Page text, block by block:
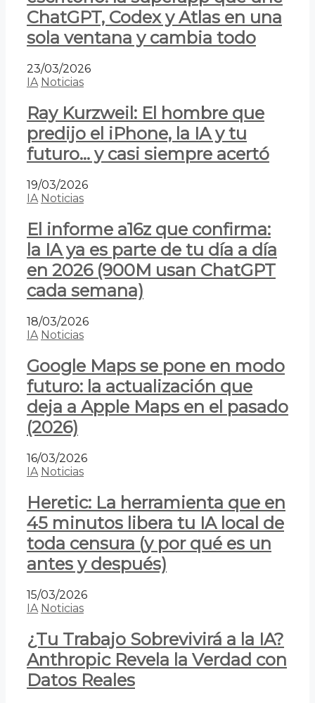
ChatGPT, Codex y Atlas en una
sola ventana y cambia todo
23/03/2026
IA Noticias
Ray Kurzweil: El hombre que
predijo el iPhone, la IA y tu
futuro… y casi siempre acertó
19/03/2026
IA Noticias
El informe a16z que confirma:
la IA ya es parte de tu día a día
en 2026 (900M usan ChatGPT
cada semana)
18/03/2026
IA Noticias
Google Maps se pone en modo
futuro: la actualización que
deja a Apple Maps en el pasado
(2026)
16/03/2026
IA Noticias
Heretic: La herramienta que en
45 minutos libera tu IA local de
toda censura (y por qué es un
antes y después)
15/03/2026
IA Noticias
¿Tu Trabajo Sobrevivirá a la IA?
Anthropic Revela la Verdad con
Datos Reales